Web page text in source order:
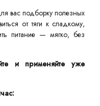
вас подборку полезных
от тяги к сладкому,
питание — мягко, без
и применяйте уже